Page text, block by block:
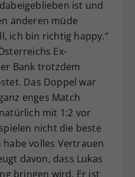
ist und
anderen müde
ich bin richtig happy.“
Ex-
Bank trotzdem
Das Doppel war
enges Match
mit 1:2 vor
nicht die beste
habe volles Vertrauen
davon, dass Lukas
bringen wird. Er ist